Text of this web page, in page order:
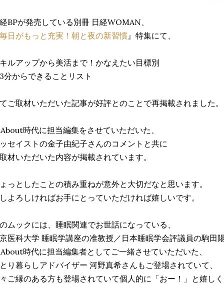
BPが発売している別冊 日経WOMAN、
毎日がもっと充実！朝と夜の新習慣』特集にて、
ルアップから美活まで！かなえたい目標別
分からできることリスト
ご取材いただいた記事が好評とのことで再掲載されました。
時代に担当編集をさせていただいた、
セイストの金子由紀子さんのコメントと共に
材いただいた内容が掲載されています。
っとしたことの積み重ねが意外と大切だなと思います。
よろしければお手にとっていただければ嬉しいです。
ムックには、睡眠関連でお世話になっている、
医科大学 睡眠学講座の准教授／日本睡眠学会評議員の駒田陽
時代に担当編集者としてご一緒させていただいた、
り暮らしアドバイザー 河野真希さんもご登場されていて、
ご縁のある方も登場されていて個人的に「おー！」と嬉しく